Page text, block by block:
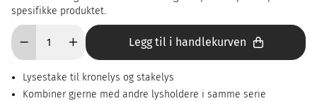
spesifikke produktet.
Legg til i handlekurven
Lysestake til kronelys og stakelys
Kombiner gjerne med andre lysholdere i samme serie